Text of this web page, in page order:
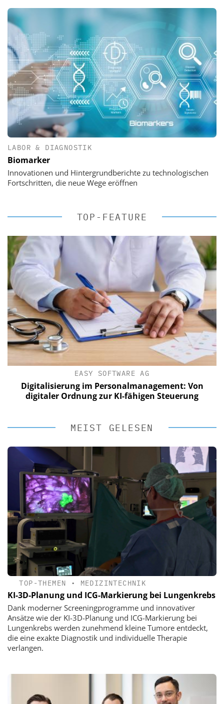
LABOR & DIAGNOSTIK
Biomarker
Innovationen und Hintergrundberichte zu technologischen
Fortschritten, die neue Wege eröffnen
TOP-FEATURE
EASY SOFTWARE AG
Digitalisierung im Personalmanagement: Von
digitaler Ordnung zur KI-fähigen Steuerung
MEIST GELESEN
TOP-THEMEN • MEDIZINTECHNIK
KI-3D-Planung und ICG-Markierung bei Lungenkrebs
Dank moderner Screeningprogramme und innovativer
Ansätze wie der KI-3D-Planung und ICG-Markierung bei
Lungenkrebs werden zunehmend kleine Tumore entdeckt,
die eine exakte Diagnostik und individuelle Therapie
verlangen.